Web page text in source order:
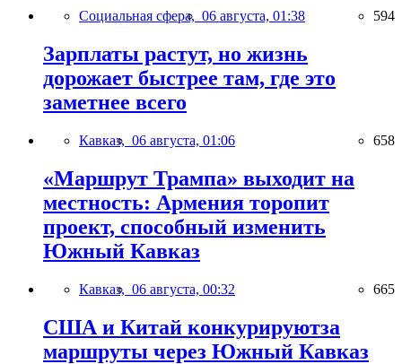
Социальная сфера, 06 августа, 01:38 594
Зарплаты растут, но жизнь
дорожает быстрее там, где это
заметнее всего
Кавказ, 06 августа, 01:06 658
«Маршрут Трампа» выходит на
местность: Армения торопит
проект, способный изменить
Южный Кавказ
Кавказ, 06 августа, 00:32 665
США и Китай конкурируютза
маршруты через Южный Кавказ